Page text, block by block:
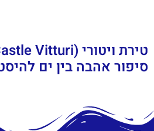
סיפור אהבה בין ים